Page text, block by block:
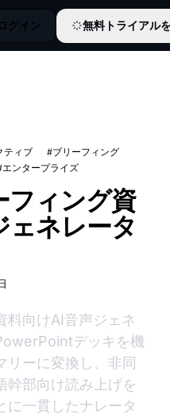
ログイン 無料トライアル
ティブ
#ブリーフィング
エンタープライズ
フィング資
ェネレータ
料向けAI音声ジェネ
デッキを機
リーに変換し、非同
幹部向け読み上げを
に一貫したナレータ